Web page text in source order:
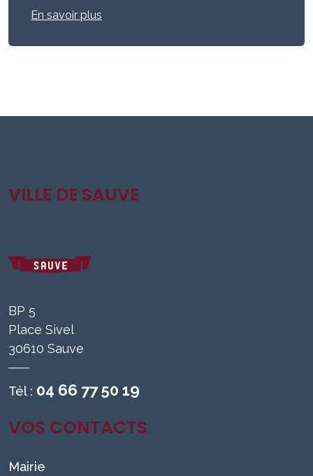
En savoir plus
VILLE DE SAUVE
BP 5
Place Sivel
30610 Sauve
Tél : 04 66 77 50 19
VOS CONTACTS
Mairie